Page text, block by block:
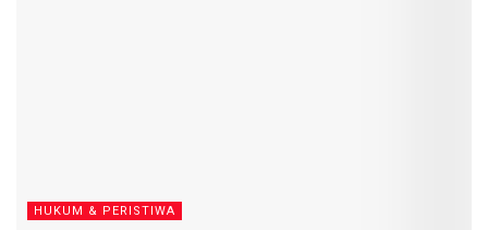
HUKUM & PERISTIWA